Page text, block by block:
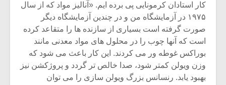
کار استادان کرمونایی پی برده ایم. «آنالیز مواد که از سال
۱۹۷۵ در آزمایشگاه من و در چندین آزمایشگاه دیگر
صورت گرفته است بسیاری از سازنده ها را متقاعد کرده
است که آنها چوب را در محلول های مواد معدنی مانند
بوراکس غوطه ور می کردند. این کار باعث می شود که
وزن ویولن کمتر شود، صدا خالص تر گردد و پروژکشن نیز
بهبود یابد. رنسانس بزرگ ویولن سازی را می توان